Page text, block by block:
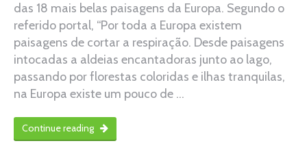
das 18 mais belas paisagens da Europa. Segundo o
referido portal, “Por toda a Europa existem
paisagens de cortar a respiração. Desde paisagens
intocadas a aldeias encantadoras junto ao lago,
passando por florestas coloridas e ilhas tranquilas,
na Europa existe um pouco de …
Continue reading